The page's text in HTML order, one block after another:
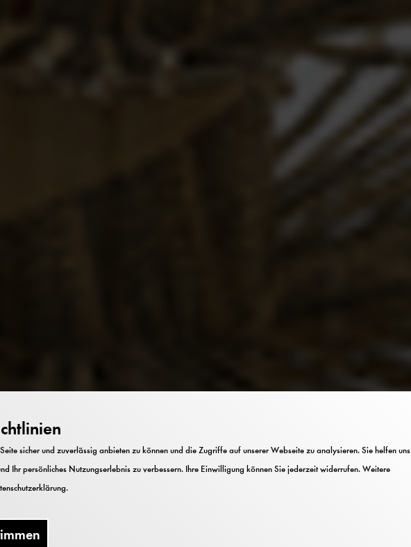
sicher und zuverlässig anbieten zu können und die Zugriffe auf unserer Webseite zu analysieren. Sie helfen uns
Ihr persönliches Nutzungserlebnis zu verbessern. Ihre Einwilligung können Sie jederzeit widerrufen. Weitere
.